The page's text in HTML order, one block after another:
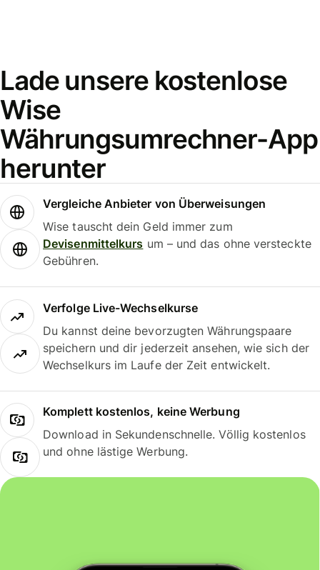
Lade unsere kostenlose
Wise
Währungsumrechner-App
herunter
Vergleiche Anbieter von Überweisungen
Wise tauscht dein Geld immer zum
Devisenmittelkurs um – und das ohne versteckte
Gebühren.
Verfolge Live-Wechselkurse
Du kannst deine bevorzugten Währungspaare
speichern und dir jederzeit ansehen, wie sich der
Wechselkurs im Laufe der Zeit entwickelt.
Komplett kostenlos, keine Werbung
Download in Sekundenschnelle. Völlig kostenlos
und ohne lästige Werbung.